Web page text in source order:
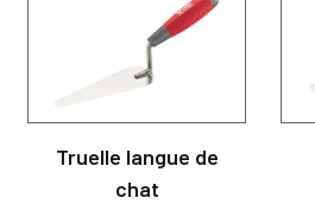
Truelle langue de
chat